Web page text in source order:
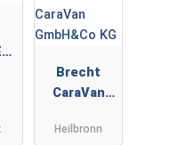
Brecht
CaraVan
KG
Heilbronn